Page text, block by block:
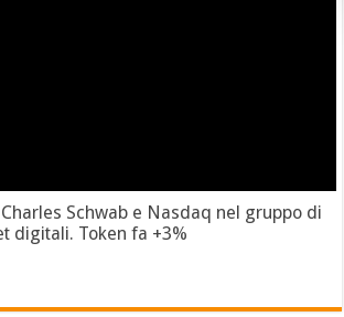
Schwab e Nasdaq nel gruppo di
digitali. Token fa +3%